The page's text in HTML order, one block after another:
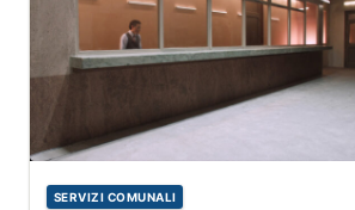
SERVIZI COMUNALI